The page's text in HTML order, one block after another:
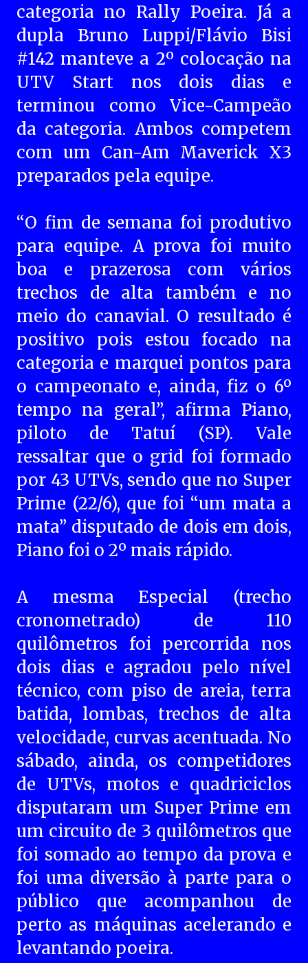
categoria no Rally Poeira. Já a
dupla Bruno Luppi/Flávio Bisi
#142 manteve a 2º colocação na
UTV Start nos dois dias e
terminou como Vice-Campeão
da categoria. Ambos competem
com um Can-Am Maverick X3
preparados pela equipe.
“O fim de semana foi produtivo
para equipe. A prova foi muito
boa e prazerosa com vários
trechos de alta também e no
meio do canavial. O resultado é
positivo pois estou focado na
categoria e marquei pontos para
o campeonato e, ainda, fiz o 6º
tempo na geral”, afirma Piano,
piloto de Tatuí (SP). Vale
ressaltar que o grid foi formado
por 43 UTVs, sendo que no Super
Prime (22/6), que foi “um mata a
mata” disputado de dois em dois,
Piano foi o 2º mais rápido.
A mesma Especial (trecho
cronometrado) de 110
quilômetros foi percorrida nos
dois dias e agradou pelo nível
técnico, com piso de areia, terra
batida, lombas, trechos de alta
velocidade, curvas acentuada. No
sábado, ainda, os competidores
de UTVs, motos e quadriciclos
disputaram um Super Prime em
um circuito de 3 quilômetros que
foi somado ao tempo da prova e
foi uma diversão à parte para o
público que acompanhou de
perto as máquinas acelerando e
levantando poeira.